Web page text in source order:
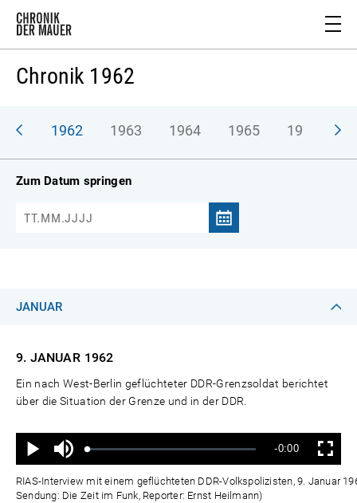
Chronik 1962
1962 1963 1964 1965 1966
Zum Datum springen
JANUAR
9. JANUAR 1962
Ein nach West-Berlin geflüchteter DDR-Grenzsoldat berichtet
über die Situation der Grenze und in der DDR.
Wiedergabe
Ton
aus
Geladen:
Status:
Verbleibende
Zeit
-0:00 Vollbild
RIAS-Interview mit einem geflüchteten DDR-Volkspolizisten, 9. Januar
Sendung: Die Zeit im Funk, Reporter: Ernst Heilmann)